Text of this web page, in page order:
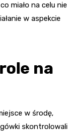
miało na celu nie
w aspekcie
na
w środę,
skontrolowali